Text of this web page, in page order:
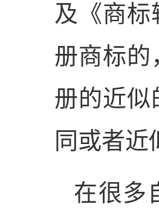
及《商
册商标的
册的近似
同或者近
在很多